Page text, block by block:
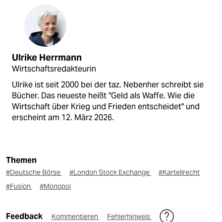
Ulrike Herrmann
Wirtschaftsredakteurin
Ulrike ist seit 2000 bei der taz. Nebenher schreibt sie
Bücher. Das neueste heißt "Geld als Waffe. Wie die
Wirtschaft über Krieg und Frieden entscheidet" und
erscheint am 12. März 2026.
Themen
#Deutsche Börse #London Stock Exchange
#Kartellrecht
#Fusion
#Monopol
Feedback Kommentieren Fehlerhinweis